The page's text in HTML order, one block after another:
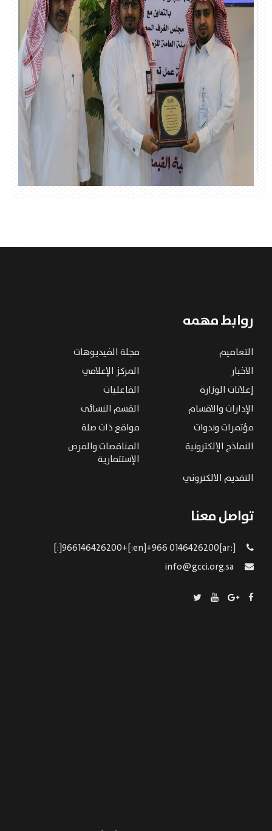
روابط مهمه
التعاميم
مجلة الفيديوهات
الاخبار
المركز الإعلامي
إعلانات الوزارة
الفاعليات
الإدارات والاقسام
القسم النسائى
مؤتمرات وندوات
مواقع ذات صلة
النماذج الإلكترونية
المناقصات والفرص
الإستثمارية
التقديم الالكتروني
تواصل معنا
[:ar]966146426200+[:en]+966 0146426200[:]